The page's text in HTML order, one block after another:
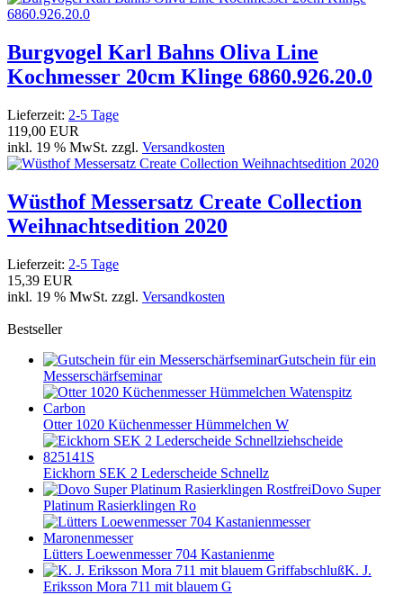
Burgvogel Karl Bahns Oliva Line
Kochmesser 20cm Klinge 6860.926.20.0
Lieferzeit: 2-5 Tage
119,00 EUR
inkl. 19 % MwSt. zzgl. Versandkosten
Wüsthof Messersatz Create Collection
Weihnachtsedition 2020
Lieferzeit: 2-5 Tage
15,39 EUR
inkl. 19 % MwSt. zzgl. Versandkosten
Bestseller
Gutschein für ein
Messerschärfseminar
Otter 1020 Küchenmesser Hümmelchen W
Eickhorn SEK 2 Lederscheide Schnellz
Dovo Super
Platinum Rasierklingen Ro
Lütters Loewenmesser 704 Kastanienme
K. J.
Eriksson Mora 711 mit blauem G